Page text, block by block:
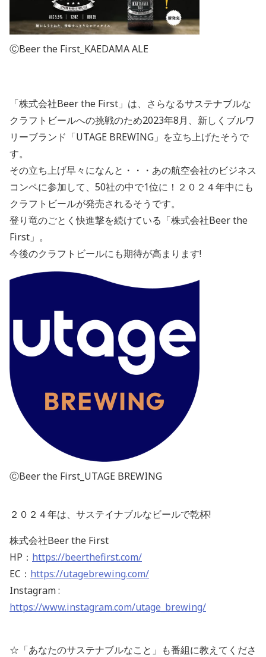
ⒸBeer the First_KAEDAMA ALE
「株式会社Beer the First」は、さらなるサステナブルな
クラフトビールへの挑戦のため2023年8月、新しくブルワ
リーブランド「UTAGE BREWING」を立ち上げたそうで
す。
その立ち上げ早々になんと・・・あの航空会社のビジネス
コンペに参加して、50社の中で1位に！２０２４年中にも
クラフトビールが発売されるそうです。
登り竜のごとく快進撃を続けている「株式会社Beer the
First」。
今後のクラフトビールにも期待が高まります!
ⒸBeer the First_UTAGE BREWING
２０２４年は、サステイナブルなビールで乾杯!
株式会社Beer the First
HP： https://beerthefirst.com/
EC： https://utagebrewing.com/
Instagram :
https://www.instagram.com/utage_brewing/
☆「あなたのサステナブルなこと」も番組に教えてくださ